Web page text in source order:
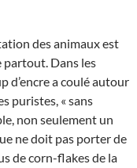
des animaux est
partout. Dans les
d’encre a coulé autour
puristes, « sans
non seulement un
ne doit pas porter de
de corn-flakes de la